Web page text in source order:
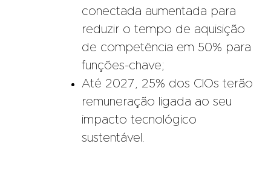
conectada aumentada para
reduzir o tempo de aquisição
de competência em 50% para
funções-chave;
Até 2027, 25% dos CIOs terão
remuneração ligada ao seu
impacto tecnológico
sustentável.